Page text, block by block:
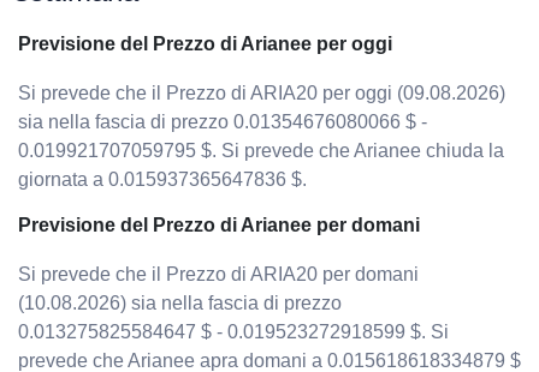
Previsione del Prezzo di Arianee per oggi
Si prevede che il Prezzo di ARIA20 per oggi (09.08.2026)
sia nella fascia di prezzo 0.01354676080066 $ -
0.019921707059795 $. Si prevede che Arianee chiuda la
giornata a 0.015937365647836 $.
Previsione del Prezzo di Arianee per domani
Si prevede che il Prezzo di ARIA20 per domani
(10.08.2026) sia nella fascia di prezzo
0.013275825584647 $ - 0.019523272918599 $. Si
prevede che Arianee apra domani a 0.015618618334879 $